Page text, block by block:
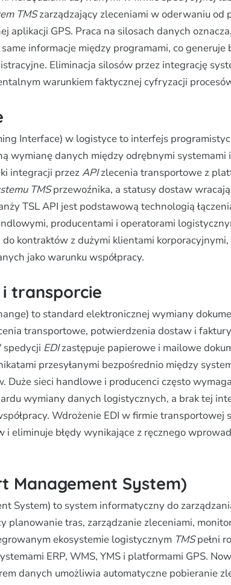
TMSzarządzający zleceniami w oderwaniu od
aplikacji GPS. Praca na silosach danych
informacje między programami, co generuje
Eliminacja silosów przez integrację
warunkiem faktycznej cyfryzacji
Interface) w logistyce to interfejs
wymianę danych między odrębnymi systemami
integracji przezAPIzlecenia transportowe z
TMSprzewoźnika, a statusy dostaw
TSL API jest podstawową technologią
producentami i operatorami
do kontraktów z dużymi klientami
jako warunku współpracy.
i transporcie
to standard elektronicznej wymiany
transportowe, potwierdzenia dostaw i
spedycji EDIzastępuje papierowe i mailowe
przesyłanymi bezpośrednio między
sieci handlowe i producenci często
wymiany danych logistycznych, a brak tej
Wdrożenie EDI w firmie transportowej
i eliminuje błędy wynikające z ręcznego
Management System)
System) to system informatyczny do
planowanie tras, zarządzanie zleceniami,
ekosystemie logistycznym TMSpełni
ERP, WMS, YMS i platformami GPS.
danych umożliwia automatyczne pobieranie